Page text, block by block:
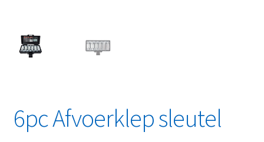
Overzicht
Videos
6pc Afvoerklep sleutel